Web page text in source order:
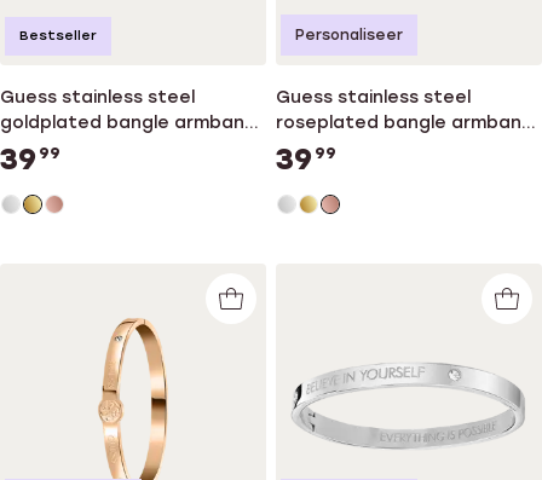
Guess stainless steel
goldplated bangle armband
kristal
39 99
Bestseller
Guess stainless steel
roseplated bangle armband
kristal
39 99
Personaliseer